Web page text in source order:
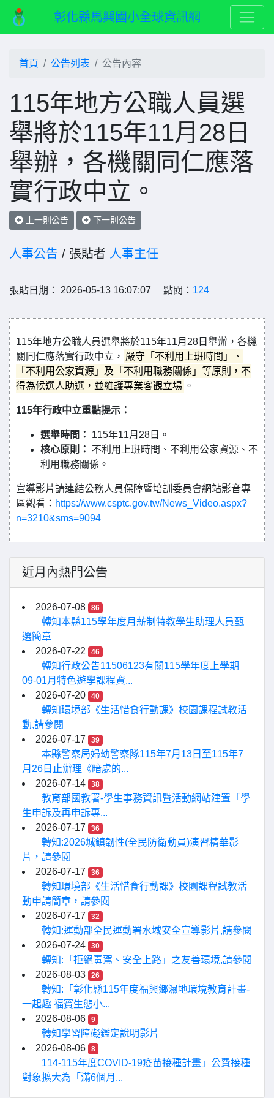
彰化縣馬興國小全球資訊網
首頁 公告列表 公告內容
115年地方公職人員選
舉將於115年11月28日
舉辦，各機關同仁應落
實行政中立。
上一則公告 下一則公告
人事公告 / 張貼者 人事主任
張貼日期： 2026-05-13 16:07:07 點閱： 124
115年地方公職人員選舉將於115年11月28日舉辦，各機
關同仁應落實行政中立， 嚴守「不利用上班時間」、
「不利用公家資源」及「不利用職務關係」等原則，不
得為候選人助選，並維護專業客觀立場 。
115年行政中立重點提示：
選舉時間：
115年11月28日。
核心原則：
不利用上班時間、不利用公家資源、不
利用職務關係。
宣導影片請連結公務人員保障暨培訓委員會網站影音專
區觀看： https://www.csptc.gov.tw/News_Video.aspx?
n=3210&sms=9094
近月內熱門公告
2026-07-08 86
轉知本縣115學年度月薪制特教學生助理人員甄
選簡章
2026-07-22
46
轉知行政公告11506123有關115學年度上學期
09-01月特色遊學課程資...
2026-07-20
40
轉知環境部《生活惜食行動課》校園課程試教活
動,請參閱
2026-07-17
39
本縣警察局婦幼警察隊115年7月13日至115年7
月26日止辦理《暗處的...
2026-07-14
38
教育部國教署-學生事務資訊暨活動網站建置「學
生申訴及再申訴專...
2026-07-17
36
轉知:2026城鎮韌性(全民防衛動員)演習精華影
片，請參閱
2026-07-17
36
轉知環境部《生活惜食行動課》校園課程試教活
動申請簡章，請參閱
2026-07-17
32
轉知:運動部全民運動署水域安全宣導影片,請參閱
2026-07-24
30
轉知:「拒絕毒駕、安全上路」之友善環境,請參閱
2026-08-03
26
轉知:「彰化縣115年度福興鄉濕地環境教育計畫-
一起趣 福寶生態小...
2026-08-06
9
轉知學習障礙鑑定說明影片
2026-08-06
8
114-115年度COVID-19疫苗接種計畫」公費接種
對象擴大為「滿6個月...